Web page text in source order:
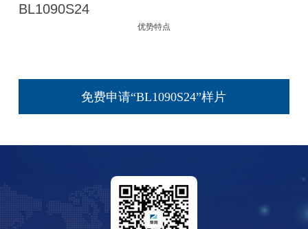
BL1090S24
优势特点
免费申请“BL1090S24”样片